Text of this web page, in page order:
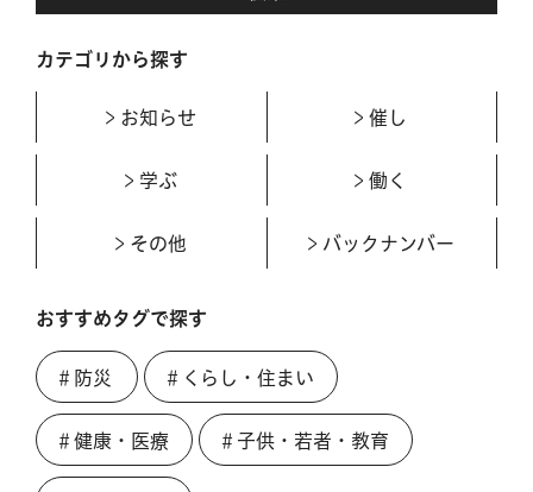
カテゴリから探す
お知らせ 催し
学ぶ 働く
その他 バックナンバー
おすすめタグで探す
＃防災 ＃くらし・住まい
＃健康・医療 ＃子供・若者・教育